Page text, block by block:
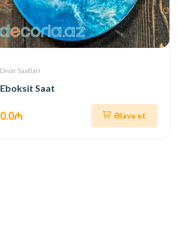
Divar Saatları
Eboksit Saat
0.0₼ Əlavə et